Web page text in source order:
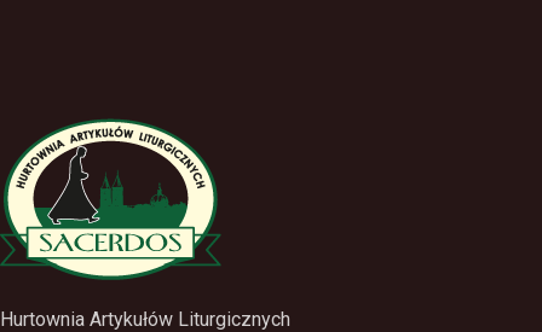
Hurtownia Artykułów Liturgicznych